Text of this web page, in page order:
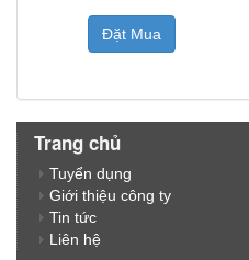
Đặt Mua
Trang chủ
Tuyển dụng
Giới thiệu công ty
Tin tức
Liên hệ